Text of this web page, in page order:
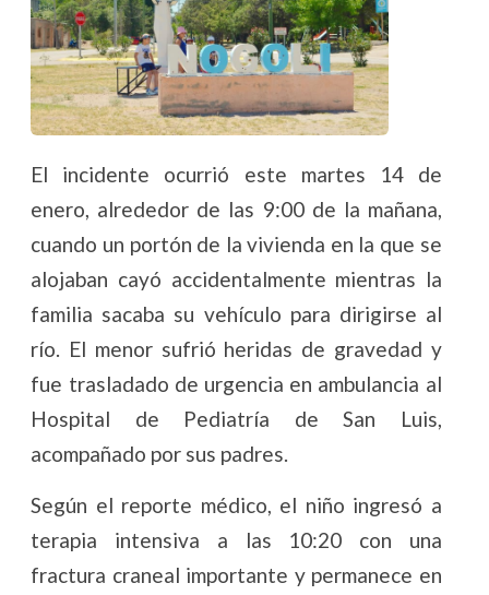
El incidente ocurrió este martes 14 de
enero, alrededor de las 9:00 de la mañana,
cuando un portón de la vivienda en la que se
alojaban cayó accidentalmente mientras la
familia sacaba su vehículo para dirigirse al
río. El menor sufrió heridas de gravedad y
fue trasladado de urgencia en ambulancia al
Hospital de Pediatría de San Luis,
acompañado por sus padres.
Según el reporte médico, el niño ingresó a
terapia intensiva a las 10:20 con una
fractura craneal importante y permanece en